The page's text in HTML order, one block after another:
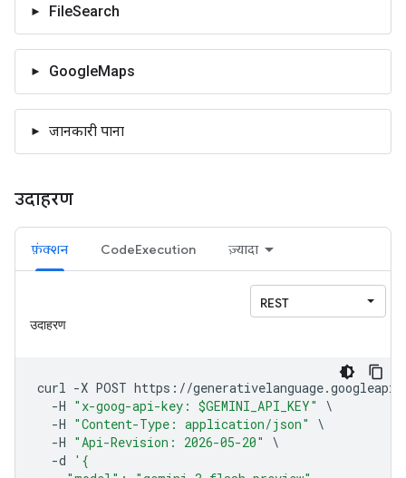
FileSearch
GoogleMaps
जानकारी पाना
उदाहरण
फ़ंक्शन CodeExecution ज़्यादा